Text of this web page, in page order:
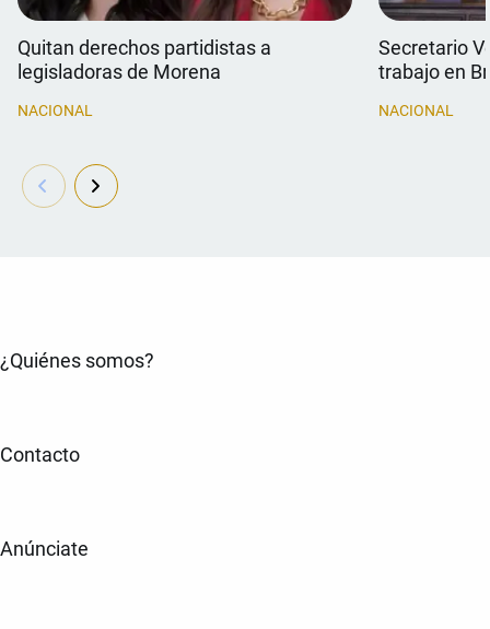
Quitan derechos partidistas a
legisladoras de Morena
NACIONAL
Secretario
trabajo en
NACIONAL
¿Quiénes somos?
Contacto
Anúnciate